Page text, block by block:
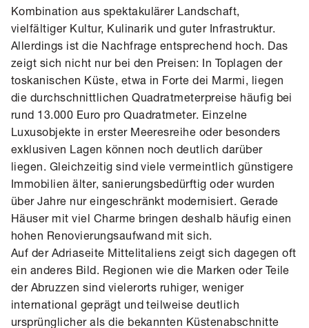
Kombination aus spektakulärer Landschaft,
vielfältiger Kultur, Kulinarik und guter Infrastruktur.
Allerdings ist die Nachfrage entsprechend hoch. Das
zeigt sich nicht nur bei den Preisen: In Toplagen der
toskanischen Küste, etwa in Forte dei Marmi, liegen
die durchschnittlichen Quadratmeterpreise häufig bei
rund 13.000 Euro pro Quadratmeter. Einzelne
Luxusobjekte in erster Meeresreihe oder besonders
exklusiven Lagen können noch deutlich darüber
liegen. Gleichzeitig sind viele vermeintlich günstigere
Immobilien älter, sanierungsbedürftig oder wurden
über Jahre nur eingeschränkt modernisiert. Gerade
Häuser mit viel Charme bringen deshalb häufig einen
hohen Renovierungsaufwand mit sich.
Auf der Adriaseite Mittelitaliens zeigt sich dagegen oft
ein anderes Bild. Regionen wie die Marken oder Teile
der Abruzzen sind vielerorts ruhiger, weniger
international geprägt und teilweise deutlich
ursprünglicher als die bekannten Küstenabschnitte